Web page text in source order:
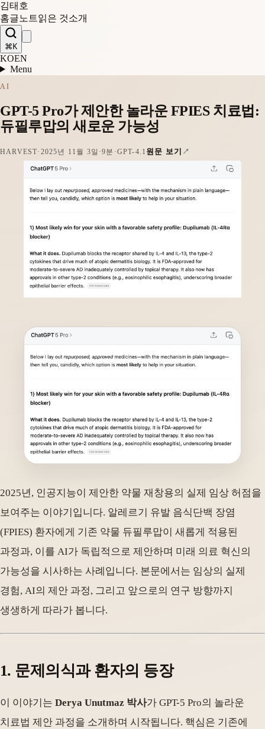
김태호
홈글 노트읽은 것소개
⌘K
KOEN
Menu
AI
GPT-5 Pro가 제안한 놀라운 FPIES 치료법:
듀필루맙의 새로운 가능성
HARVEST· 2025년 11월 3일 ·9분 ·GPT-4.1 원문 보기
2025년, 인공지능이 제안한 약물 재창용의 실제 임상 허점을
보여주는 이야기입니다. 알레르기 유발 음식단백 장염
(FPIES) 환자에게 기존 약물 듀필루맙이 새롭게 적용된
과정과, 이를 AI가 독립적으로 제안하며 미래 의료 혁신의
가능성을 시사하는 사례입니다. 본문에서는 임상의 실제
경험, AI의 제안 과정, 그리고 앞으로의 연구 방향까지
생생하게 따라가 봅니다.
1. 문제의식과 환자의 등장
이 이야기는 Derya Unutmaz 박사가 GPT-5 Pro의 놀라운
치료법 제안 과정을 소개하며 시작됩니다. 핵심은 기존에